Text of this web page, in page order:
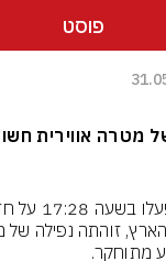
פוסט
מטרה אווירית